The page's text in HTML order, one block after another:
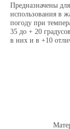
Предназначены для
использования в
погоду при
35 до + 20
в них и в +10